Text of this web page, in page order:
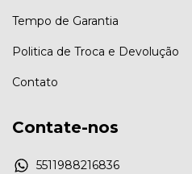
Tempo de Garantia
Politica de Troca e Devolução
Contato
Contate-nos
5511988216836